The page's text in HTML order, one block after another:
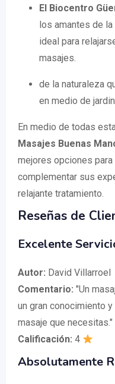
El Biocentro
los amantes de
ideal para
masajes.
de la naturaleza
en medio de
En medio de todas
Masajes Buenas
mejores opciones
complementar sus
relajante tratamiento.
Reseñas de
Excelente
Autor: David Villarroel
Comentario: "Un
un gran conocimiento
masaje que necesitas."
Calificación: 4
Absolutamente